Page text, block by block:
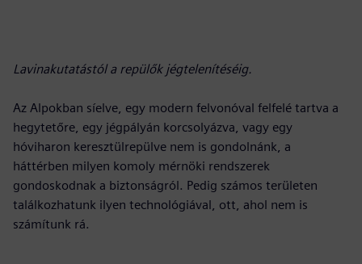
Lavinakutatástól a repülők jégtelenítéséig.
Az Alpokban síelve, egy modern felvonóval felfelé tartva a
hegytetőre, egy jégpályán korcsolyázva, vagy egy
hóviharon keresztülrepülve nem is gondolnánk, a
háttérben milyen komoly mérnöki rendszerek
gondoskodnak a biztonságról. Pedig számos területen
találkozhatunk ilyen technológiával, ott, ahol nem is
számítunk rá.